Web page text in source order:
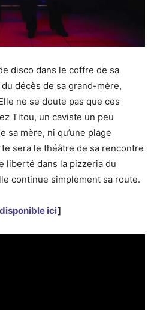
disco dans le coffre de sa
décès de sa grand-mère,
ne se doute pas que ces
Titou, un caviste un peu
sa mère, ni qu’une plage
sera le théâtre de sa rencontre
liberté dans la pizzeria du
continue simplement sa route.
ici]